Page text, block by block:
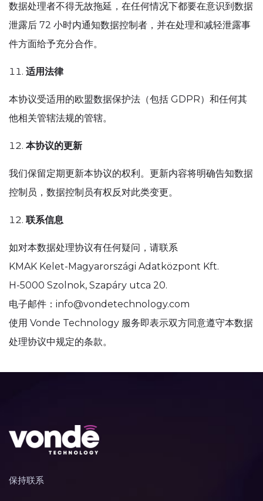
数据处理者不得无故拖延，在任何情况下都要在意识到数据
泄露后 72 小时内通知数据控制者，并在处理和减轻泄露事
件方面给予充分合作。
适用法律
本协议受适用的欧盟数据保护法（包括 GDPR）和任何其
他相关管辖法规的管辖。
本协议的更新
我们保留定期更新本协议的权利。更新内容将明确告知数据
控制员，数据控制员有权反对此类变更。
联系信息
如对本数据处理协议有任何疑问，请联系
KMAK Kelet-Magyarországi Adatközpont Kft.
H-5000 Szolnok, Szapáry utca 20.
电子邮件：info@vondetechnology.com
使用 Vonde Technology 服务即表示双方同意遵守本数据
处理协议中规定的条款。
保持联系